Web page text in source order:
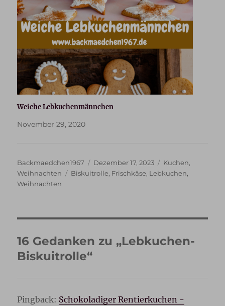
Weiche Lebkuchenmännchen
November 29, 2020
Autor
Backmaedchen1967
Veröffentlicht
am
Dezember 17, 2023 Kategorien
Kuchen,
Weihnachten
Schlagwörter
Biskuitrolle, Frischkäse, Lebkuchen,
Weihnachten
16 Gedanken zu „Lebkuchen-
Biskuitrolle“
Pingback: Schokoladiger Rentierkuchen -